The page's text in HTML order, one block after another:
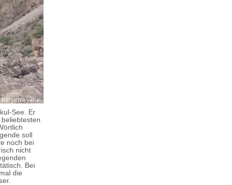
See. Er
soll
noch bei
nicht
Bei
die